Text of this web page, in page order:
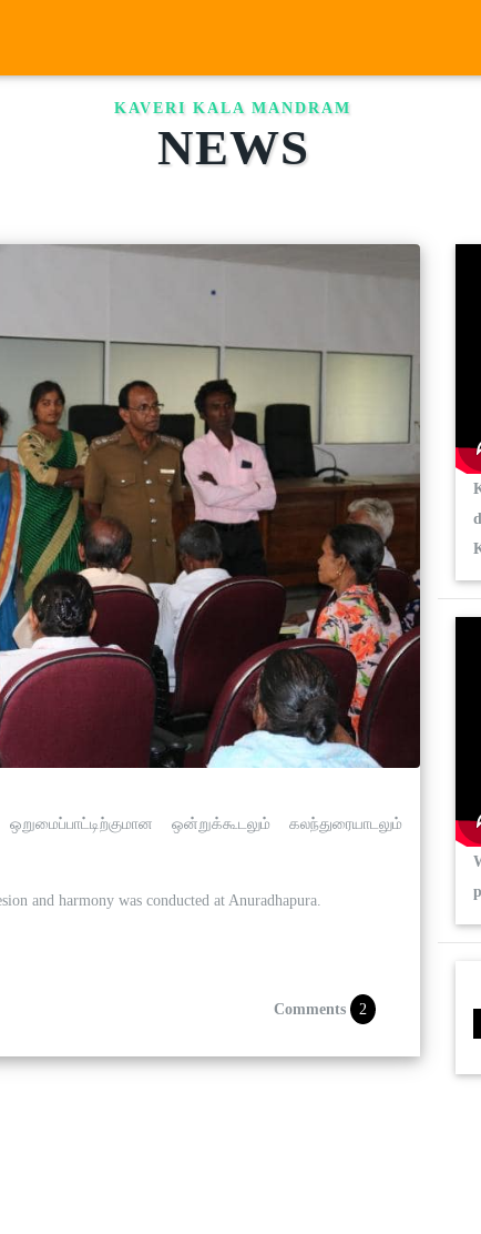
KAVERI KALA MANDRAM
NEWS
ஒன்றுக்கூடலும் கலந்துரையாடலும்
and harmony was conducted at Anuradhapura.
Comments 2